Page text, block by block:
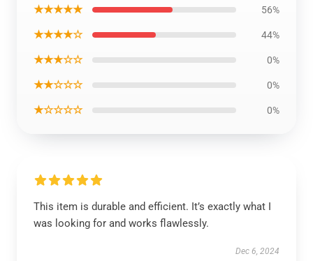
★★★★★ 56%
★★★★☆ 44%
★★★☆☆ 0%
★★☆☆☆ 0%
★☆☆☆☆ 0%
This item is durable and efficient. It’s exactly what I
was looking for and works flawlessly.
Dec 6, 2024